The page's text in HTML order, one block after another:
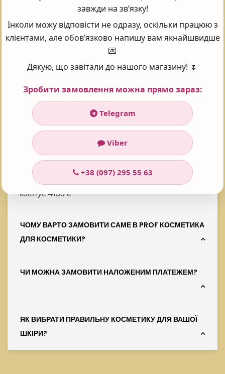
Проголосувало:101
Часті запитання - FAQ
ANYTIME CICA SAFE CREAM/ЗАХИСНИЙ
РЕГЕНЕРУЮЧИЙ КРЕМГЕЛЬ "ДРУГА ШКІРА" 50 МЛ
ЯКА ЦІНА?
У інтернет-магазині Prof косметика товар:
Anytime Cica Safe Cream/Захисний
регенеруючий кремгель "Друга шкіра" 50 мл
коштує 4133 ₴
ЧОМУ ВАРТО ЗАМОВИТИ САМЕ В PROF КОСМЕТИКА
ДЛЯ КОСМЕТИКИ?
ЧИ МОЖНА ЗАМОВИТИ НАЛОЖЕНИМ ПЛАТЕЖЕМ?
ЯК ВИБРАТИ ПРАВИЛЬНУ КОСМЕТИКУ ДЛЯ ВАШОЇ
ШКІРИ?
завжди на зв’язку!
Інколи можу відповісти не одразу, оскільки працюю з
клієнтами, але обов’язково напишу вам якнайшвидше
💌
Дякую, що завітали до нашого магазину! 🌷
Зробити замовлення можна прямо зараз:
Telegram
Viber
+38 (097) 295 55 63